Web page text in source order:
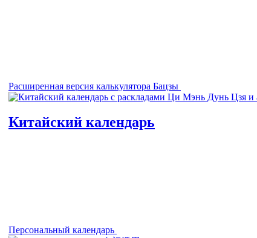
Расширенная версия калькулятора Бацзы
Китайский календарь
Персональный календарь